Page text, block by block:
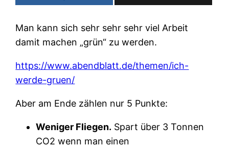
Man kann sich sehr sehr sehr viel Arbeit
damit machen „grün“ zu werden.
https://www.abendblatt.de/themen/ich-
werde-gruen/
Aber am Ende zählen nur 5 Punkte:
Weniger Fliegen. Spart über 3 Tonnen
CO2 wenn man einen